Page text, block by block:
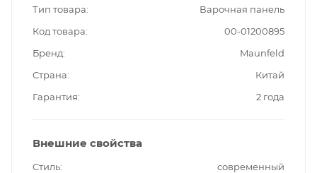
Тип товара
Варочная панель
Код товара
00-01200895
Бренд
Maunfeld
Страна
Китай
Гарантия
2 года
Внешние свойства
Стиль современный